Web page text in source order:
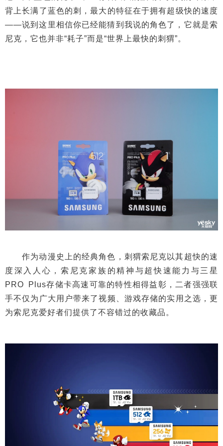
背上长满了蓝色的刺，最大的特征在于拥有超级快的速度
——说到这里相信你已经能猜到我说的角色了，它就是索
尼克，它也并非“耗子”而是“世界上最快的刺猬”。
作为动漫史上的经典角色，刺猬索尼克以其超快的速
度深入人心，索尼克家族的精神与超快速能力与三星
PRO Plus存储卡高速可靠的特性相得益彰，二者强强联
手不仅为广大用户带来了视频、游戏存储的实用之选，更
为索尼克爱好者们提供了不容错过的收藏品。